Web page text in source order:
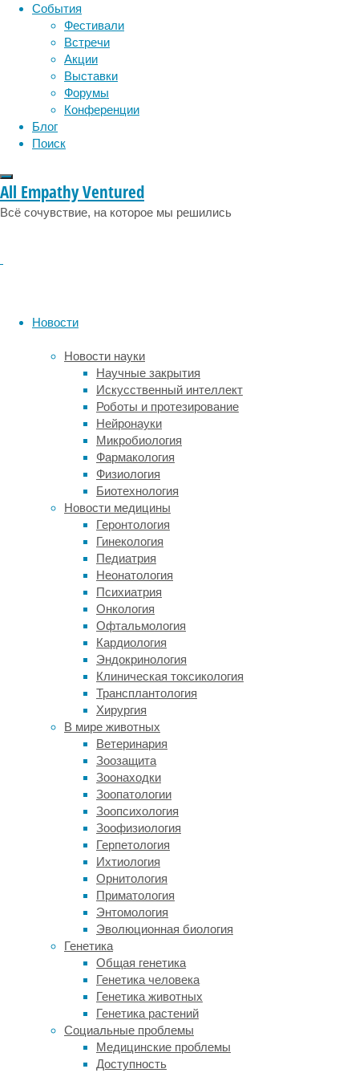
События
Фестивали
Встречи
Акции
Выставки
Форумы
Конференции
Блог
Поиск
All Empathy Ventured
Всё сочувствие, на которое мы решились
Новости
Новости науки
Научные закрытия
Искусственный интеллект
Роботы и протезирование
Нейронауки
Микробиология
Фармакология
Физиология
Биотехнология
Новости медицины
Геронтология
Гинекология
Педиатрия
Неонатология
Психиатрия
Онкология
Офтальмология
Кардиология
Эндокринология
Клиническая токсикология
Трансплантология
Хирургия
В мире животных
Ветеринария
Зоозащита
Зоонаходки
Зоопатологии
Зоопсихология
Зоофизиология
Герпетология
Ихтиология
Орнитология
Приматология
Энтомология
Эволюционная биология
Генетика
Общая генетика
Генетика человека
Генетика животных
Генетика растений
Социальные проблемы
Медицинские проблемы
Доступность
сбросить
лишние
килограммы.
Чтобы
Новый
год
за
несколько
дней
приводить
в
порядок:
экспресс-
диета,
посещение
салонов
красоты,
тренажерный
зал.
Новогодняя
ночь
проходит
как
один
миг,
за
ней
следует
новый
этап
борьбы
за
красоту.
Жирные,
соленые,
сладкие,
острые
блюда,
алкоголь
нарушенный
режим
сна
все
перечисленное
негативно
сказывается
на
здоровье
внешнем
сон
физиология
эмоции